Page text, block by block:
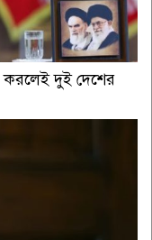
করলেই দুই দেশের